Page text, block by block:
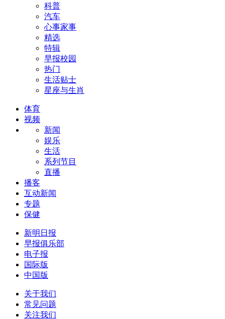
科普
汽车
心事家事
精选
特辑
早报校园
热门
生活贴士
星座与生肖
体育
视频
新闻
娱乐
生活
系列节目
直播
播客
互动新闻
专题
保健
新明日报
早报俱乐部
电子报
国际版
中国版
关于我们
常见问题
关注我们